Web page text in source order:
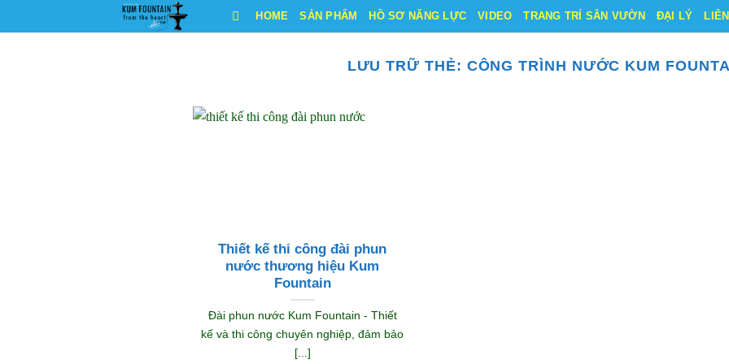
qua
HOME SẢN PHẨM HỒ SƠ NĂNG LỰC VIDEO TRANG TRÍ SÂN VƯỜN ĐẠI LÝ
LƯU TRỮ THẺ: CÔNG TRÌNH NƯỚC KUM
Thiết kế thi công đài phun
nước thương hiệu Kum
Fountain
Đài phun nước Kum Fountain - Thiết
kế và thi công chuyên nghiệp, đảm bảo
[...]